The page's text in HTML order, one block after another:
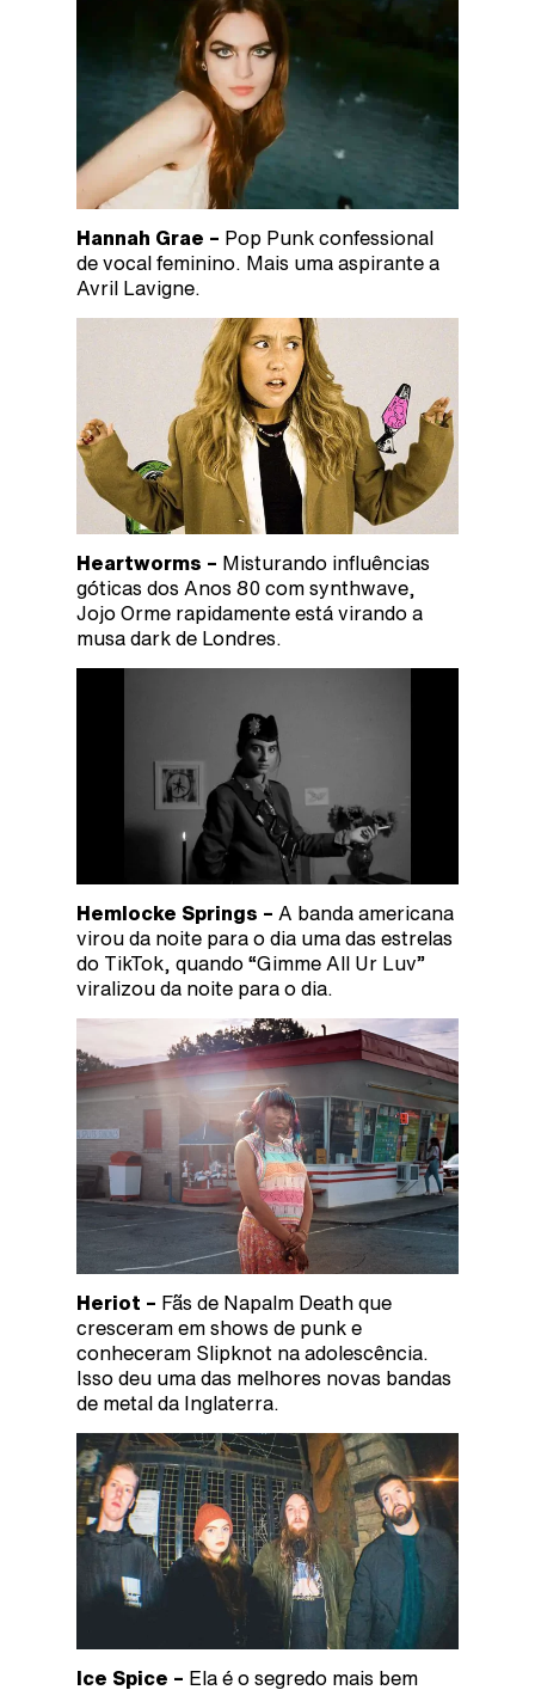
Hannah Grae – Pop Punk confessional
de vocal feminino. Mais uma aspirante a
Avril Lavigne.
Heartworms – Misturando influências
góticas dos Anos 80 com synthwave,
Jojo Orme rapidamente está virando a
musa dark de Londres.
Hemlocke Springs – A banda americana
virou da noite para o dia uma das estrelas
do TikTok, quando “Gimme All Ur Luv”
viralizou da noite para o dia.
Heriot – Fãs de Napalm Death que
cresceram em shows de punk e
conheceram Slipknot na adolescência.
Isso deu uma das melhores novas bandas
de metal da Inglaterra.
Ice Spice – Ela é o segredo mais bem